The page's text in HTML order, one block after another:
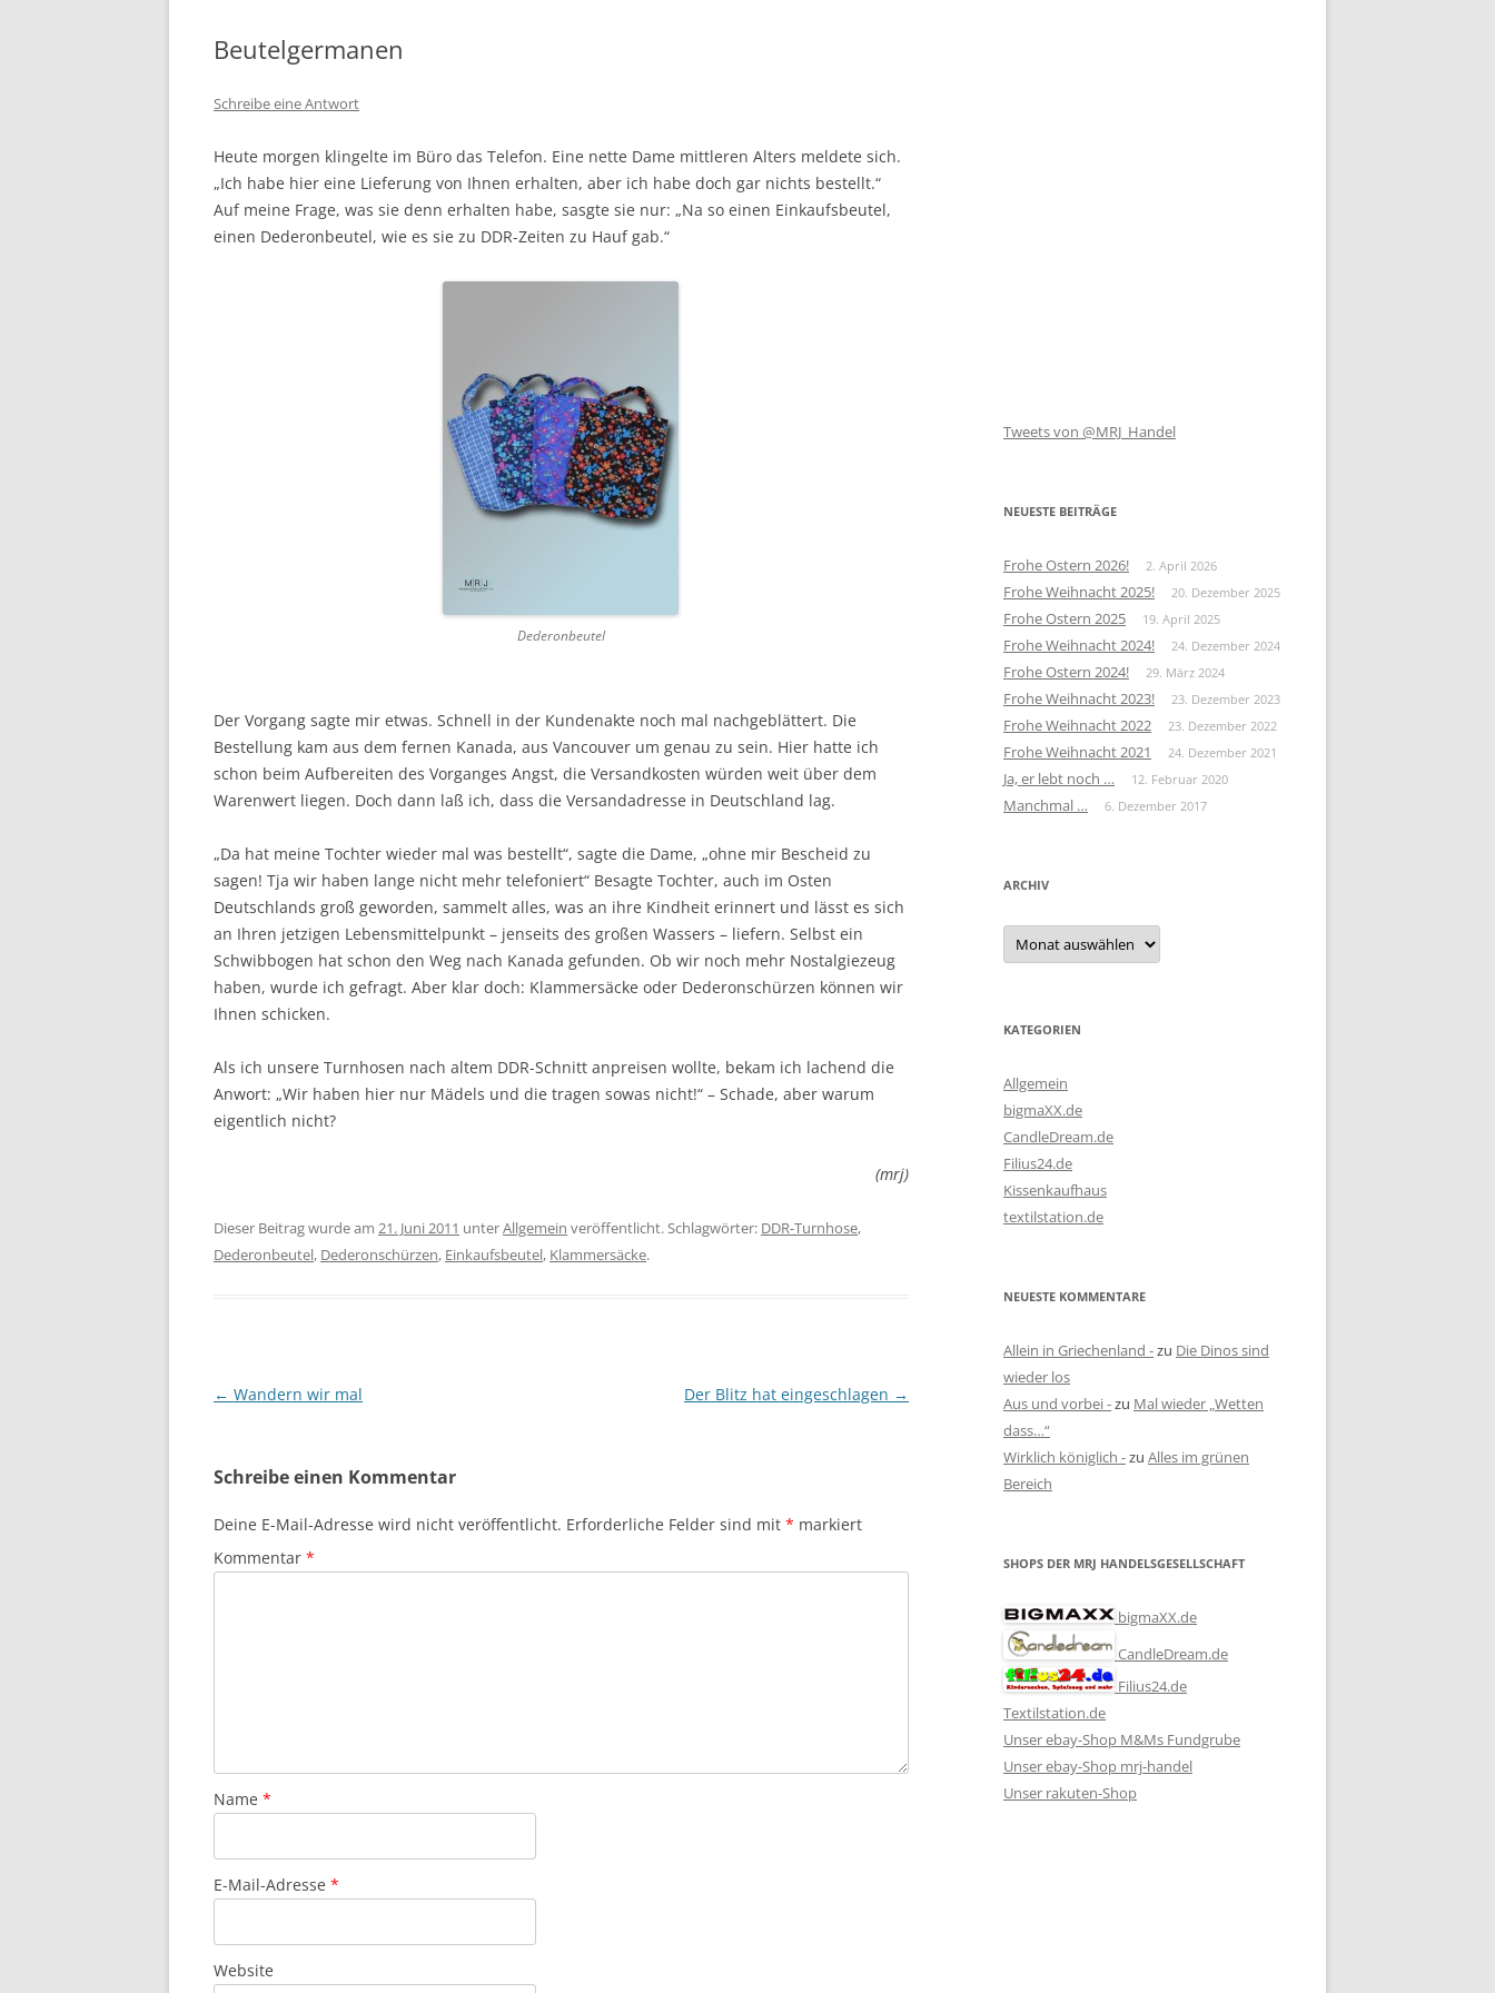
Beutelgermanen
Schreibe eine Antwort
Heute morgen klingelte im Büro das Telefon. Eine nette Dame mittleren Alters meldete sich.
„Ich habe hier eine Lieferung von Ihnen erhalten, aber ich habe doch gar nichts bestellt.“
Auf meine Frage, was sie denn erhalten habe, sasgte sie nur: „Na so einen Einkaufsbeutel,
einen Dederonbeutel, wie es sie zu DDR-Zeiten zu Hauf gab.“
Dederonbeutel
Der Vorgang sagte mir etwas. Schnell in der Kundenakte noch mal nachgeblättert. Die
Bestellung kam aus dem fernen Kanada, aus Vancouver um genau zu sein. Hier hatte ich
schon beim Aufbereiten des Vorganges Angst, die Versandkosten würden weit über dem
Warenwert liegen. Doch dann laß ich, dass die Versandadresse in Deutschland lag.
„Da hat meine Tochter wieder mal was bestellt“, sagte die Dame, „ohne mir Bescheid zu
sagen! Tja wir haben lange nicht mehr telefoniert“ Besagte Tochter, auch im Osten
Deutschlands groß geworden, sammelt alles, was an ihre Kindheit erinnert und lässt es sich
an Ihren jetzigen Lebensmittelpunkt – jenseits des großen Wassers – liefern. Selbst ein
Schwibbogen hat schon den Weg nach Kanada gefunden. Ob wir noch mehr Nostalgiezeug
haben, wurde ich gefragt. Aber klar doch: Klammersäcke oder Dederonschürzen können wir
Ihnen schicken.
Als ich unsere Turnhosen nach altem DDR-Schnitt anpreisen wollte, bekam ich lachend die
Anwort: „Wir haben hier nur Mädels und die tragen sowas nicht!“ – Schade, aber warum
eigentlich nicht?
(mrj)
Dieser Beitrag wurde am 21. Juni 2011 unterAllgemein veröffentlicht. Schlagwörter: DDR-Turnhose,
Dederonbeutel, Dederonschürzen, Einkaufsbeutel, Klammersäcke.
Beitragsnavigation
← Wandern wir mal Der Blitz hat eingeschlagen →
Schreibe einen Kommentar
Deine E-Mail-Adresse wird nicht veröffentlicht. Erforderliche Felder sind mit * markiert
Kommentar *
Name *
E-Mail-Adresse *
Website
Tweets von @MRJ_Handel
NEUESTE BEITRÄGE
Frohe Ostern 2026! 2. April 2026
Frohe Weihnacht 2025! 20. Dezember 2025
Frohe Ostern 2025 19. April 2025
Frohe Weihnacht 2024! 24. Dezember 2024
Frohe Ostern 2024! 29. März 2024
Frohe Weihnacht 2023! 23. Dezember 2023
Frohe Weihnacht 2022 23. Dezember 2022
Frohe Weihnacht 2021 24. Dezember 2021
Ja, er lebt noch … 12. Februar 2020
Manchmal … 6. Dezember 2017
ARCHIV
Archiv
KATEGORIEN
Allgemein
bigmaXX.de
CandleDream.de
Filius24.de
Kissenkaufhaus
textilstation.de
NEUESTE KOMMENTARE
Allein in Griechenland -zu Die Dinos sind
wieder los
Aus und vorbei -zu Mal wieder „Wetten
dass…“
Wirklich königlich -zu Alles im grünen
Bereich
SHOPS DER MRJ HANDELSGESELLSCHAFT
bigmaXX.de
CandleDream.de
Filius24.de
Textilstation.de
Unser ebay-Shop M&Ms Fundgrube
Unser ebay-Shop mrj-handel
Unser rakuten-Shop